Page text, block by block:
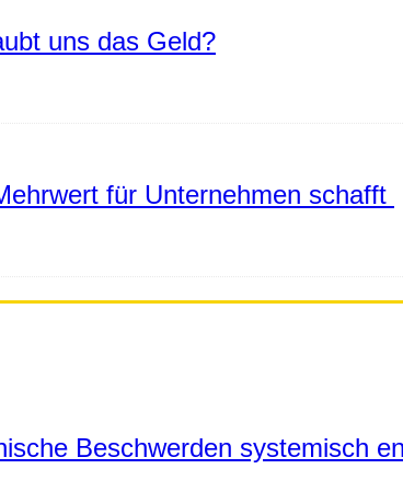
uns das Geld?
für Unternehmen schafft
Beschwerden systemisch